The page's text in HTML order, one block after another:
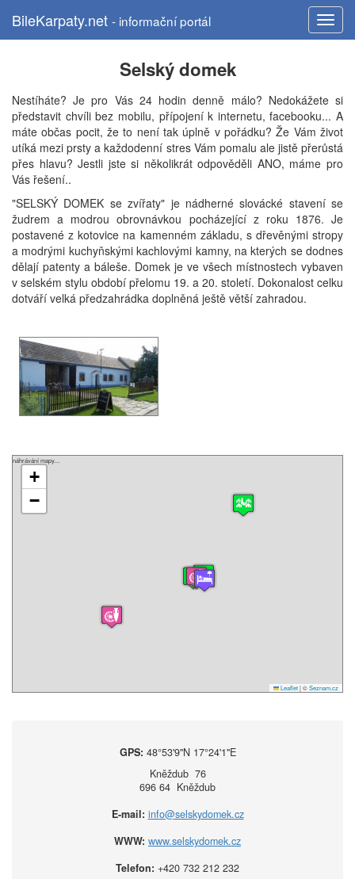
BileKarpaty.net - informační portál
Selský domek
Nestíháte? Je pro Vás 24 hodin denně málo? Nedokážete si
představit chvíli bez mobilu, přípojení k internetu, facebooku... A
máte občas pocit, že to není tak úplně v pořádku? Že Vám život
utíká mezi prsty a každodenní stres Vám pomalu ale jistě přerůstá
přes hlavu? Jestli jste si několikrát odpověděli ANO, máme pro
Vás řešení..
"SELSKÝ DOMEK se zvířaty" je nádherné slovácké stavení se
žudrem a modrou obrovnávkou pocházející z roku 1876. Je
postavené z kotovice na kamenném základu, s dřevěnými stropy
a modrými kuchyňskými kachlovými kamny, na kterých se dodnes
dělají patenty a báleše. Domek je ve všech místnostech vybaven
v selském stylu období přelomu 19. a 20. století. Dokonalost celku
dotváří velká předzahrádka doplněná ještě větší zahradou.
náhrávání mapy....
+
−
Leaflet|©Seznam.cz
GPS: 48°53'9''N 17°24'1''E
Kněždub 76
696 64 Kněždub
E-mail: info@selskydomek.cz
WWW: www.selskydomek.cz
Telefon: +420 732 212 232